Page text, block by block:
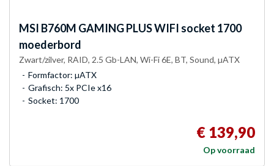
MSI B760M GAMING PLUS WIFI socket 1700
moederbord
Zwart/zilver, RAID, 2.5 Gb-LAN, Wi-Fi 6E, BT, Sound, µATX
Formfactor: µATX
Grafisch: 5x PCIe x16
Socket: 1700
€ 139,90
Op voorraad